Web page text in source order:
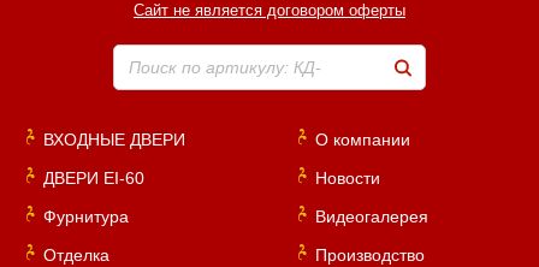
Сайт не является договором оферты
Поиск по артикулу: КД-
ВХОДНЫЕ ДВЕРИ
ДВЕРИ EI-60
Фурнитура
Отделка
О компании
Новости
Видеогалерея
Производство